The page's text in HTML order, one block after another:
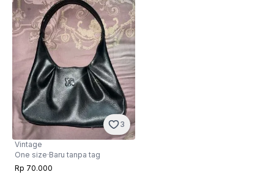
3
Vintage
One size·Baru tanpa tag
Rp 70.000